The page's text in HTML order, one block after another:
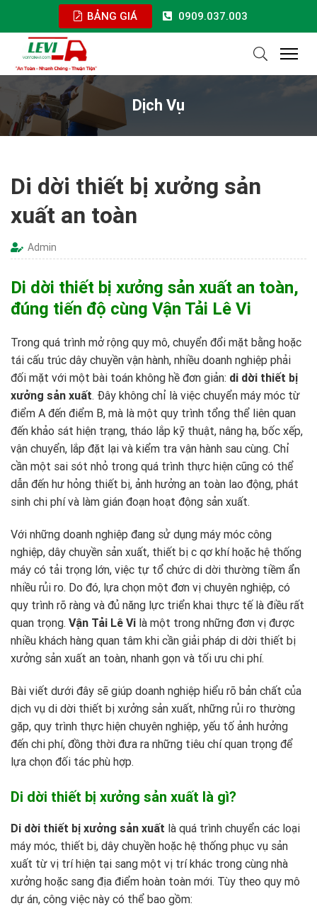
BẢNG GIÁ 0909.037.003
Dịch Vụ
Di dời thiết bị xưởng sản
xuất an toàn
Admin
Di dời thiết bị xưởng sản xuất an toàn,
đúng tiến độ cùng Vận Tải Lê Vi
Trong quá trình mở rộng quy mô, chuyển đổi mặt bằng hoặc
tái cấu trúc dây chuyền vận hành, nhiều doanh nghiệp phải
đối mặt với một bài toán không hề đơn giản: di dời thiết bị
xưởng sản xuất. Đây không chỉ là việc chuyển máy móc từ
điểm A đến điểm B, mà là một quy trình tổng thể liên quan
đến khảo sát hiện trạng, tháo lắp kỹ thuật, nâng hạ, bốc xếp,
vận chuyển, lắp đặt lại và kiểm tra vận hành sau cùng. Chỉ
cần một sai sót nhỏ trong quá trình thực hiện cũng có thể
dẫn đến hư hỏng thiết bị, ảnh hưởng an toàn lao động, phát
sinh chi phí và làm gián đoạn hoạt động sản xuất.
Với những doanh nghiệp đang sử dụng máy móc công
nghiệp, dây chuyền sản xuất, thiết bị c qơ khí hoặc hệ thống
máy có tải trọng lớn, việc tự tổ chức di dời thường tiềm ẩn
nhiều rủi ro. Do đó, lựa chọn một đơn vị chuyên nghiệp, có
quy trình rõ ràng và đủ năng lực triển khai thực tế là điều rất
quan trọng. Vận Tải Lê Vi là một trong những đơn vị được
nhiều khách hàng quan tâm khi cần giải pháp di dời thiết bị
xưởng sản xuất an toàn, nhanh gọn và tối ưu chi phí.
Bài viết dưới đây sẽ giúp doanh nghiệp hiểu rõ bản chất của
dịch vụ di dời thiết bị xưởng sản xuất, những rủi ro thường
gặp, quy trình thực hiện chuyên nghiệp, yếu tố ảnh hưởng
đến chi phí, đồng thời đưa ra những tiêu chí quan trọng để
lựa chọn đối tác phù hợp.
Di dời thiết bị xưởng sản xuất là gì?
Di dời thiết bị xưởng sản xuất là quá trình chuyển các loại
máy móc, thiết bị, dây chuyền hoặc hệ thống phục vụ sản
xuất từ vị trí hiện tại sang một vị trí khác trong cùng nhà
xưởng hoặc sang địa điểm hoàn toàn mới. Tùy theo quy mô
dự án, công việc này có thể bao gồm: